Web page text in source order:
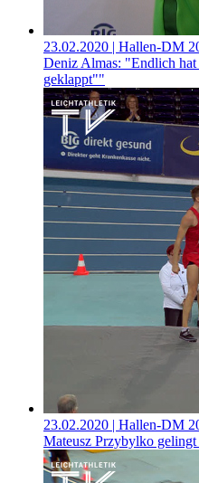
23.02.2020 | Hallen-DM
Deniz Almas: "Endlich
geklappt""
23.02.2020 | Hallen-DM
Mateusz Przybylko